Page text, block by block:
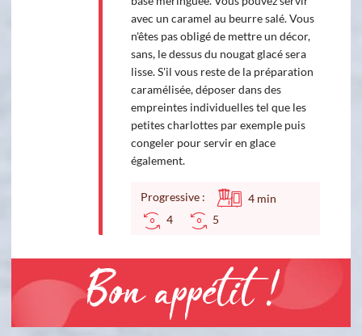
avec un caramel au beurre salé. Vous
n'êtes pas obligé de mettre un décor,
sans, le dessus du nougat glacé sera
lisse. S'il vous reste de la préparation
caramélisée, déposer dans des
empreintes individuelles tel que les
petites charlottes par exemple puis
congeler pour servir en glace
également.
Progressive : 4 min
4
5
Bon appétit !